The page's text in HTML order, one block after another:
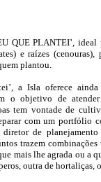
QUE PLANTEI’,
e raízes
plantou.
a Isla oferece ainda
o objetivo de
tem vontade de
com um portfólio
de
trazem
mais lhe agrada ou a
outra de hortaliças,